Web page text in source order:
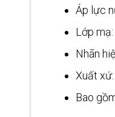
Áp lực
Lớp
Nhãn
Xuất
Bao